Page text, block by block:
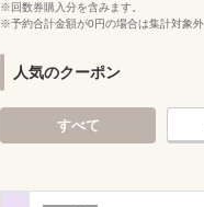
※回数券購入分を含みます。
※予約合計金額が0円の場合は集計対象外
人気のクーポン
すべて